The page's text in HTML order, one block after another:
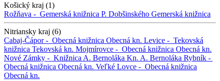
Košický kraj (1)
Rožňava - Gemerská knižnica P. Dobšinského Gemerská knižnica
Nitriansky kraj (6)
Cabaj-Čápor - Obecná knižnica Obecná kn. Levice - Tekovská
knižnica Tekovská kn. Mojmírovce - Obecná knižnica Obecná kn.
Nové Zámky - Knižnica A. Bernoláka Kn. A. Bernoláka Rybník -
Obecná knižnica Obecná kn. Veľké Lovce - Obecná knižnica
Obecná kn.